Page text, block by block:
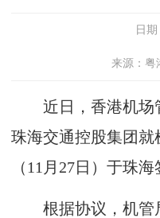
日期
来源：粤
近日，香港机场
珠海交通控股集团
（11月27日）于珠
根据协议，机管